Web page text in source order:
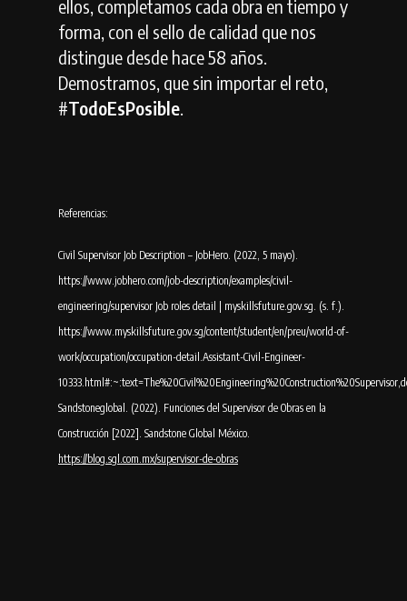
ellos, completamos cada obra en tiempo y
forma, con el sello de calidad que nos
distingue desde hace 58 años.
Demostramos, que sin importar el reto,
#TodoEsPosible.
Referencias:
Civil Supervisor Job Description – JobHero. (2022, 5 mayo).
https://www.jobhero.com/job-description/examples/civil-
engineering/supervisor Job roles detail | myskillsfuture.gov.sg. (s. f.).
https://www.myskillsfuture.gov.sg/content/student/en/preu/world-of-
work/occupation/occupation-detail.Assistant-Civil-Engineer-
Sandstoneglobal. (2022). Funciones del Supervisor de Obras en la
Construcción [2022]. Sandstone Global México.
https://blog.sgl.com.mx/supervisor-de-obras